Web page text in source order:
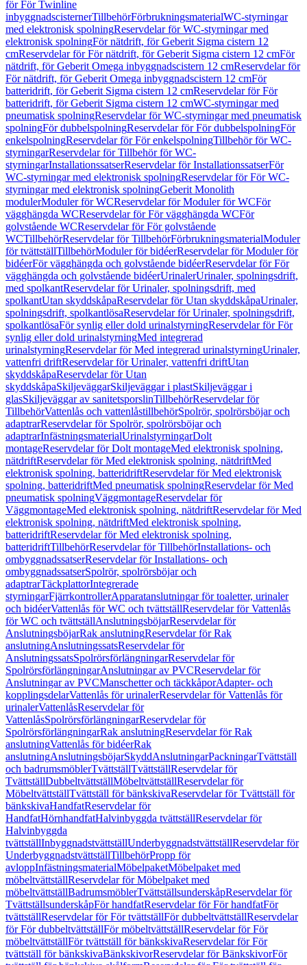
för För Twinline
inbyggnadscisternerTillbehörFörbrukningsmaterialWC-styrningar
med elektronisk spolningReservdelar för WC-styrningar med
elektronisk spolningFör nätdrift, för Geberit Sigma cistern 12
cmReservdelar för För nätdrift, för Geberit Sigma cistern 12 cmFör
nätdrift, för Geberit Omega inbyggnadscistern 12 cmReservdelar för
För nätdrift, för Geberit Omega inbyggnadscistern 12 cmFör
batteridrift, för Geberit Sigma cistern 12 cmReservdelar för För
batteridrift, för Geberit Sigma cistern 12 cmWC-styrningar med
pneumatisk spolningReservdelar för WC-styrningar med pneumatisk
spolningFör dubbelspolningReservdelar för För dubbelspolningFör
enkelspolningReservdelar för För enkelspolningTillbehör för WC-
styrningarReservdelar för Tillbehör för WC-
styrningarInstallationssatserReservdelar för InstallationssatserFör
WC-styrningar med elektronisk spolningReservdelar för För WC-
styrningar med elektronisk spolningGeberit Monolith
modulerModuler för WCReservdelar för Moduler för WCFör
vägghängda WCReservdelar för För vägghängda WCFör
golvstående WCReservdelar för För golvstående
WCTillbehörReservdelar för TillbehörFörbrukningsmaterialModuler
för tvättställTillbehörModuler för bidéerReservdelar för Moduler för
bidéerFör vägghängda och golvstående bidéerReservdelar för För
vägghängda och golvstående bidéerUrinalerUrinaler, spolningsdrift,
med spolkantReservdelar för Urinaler, spolningsdrift, med
spolkantUtan skyddskåpaReservdelar för Utan skyddskåpaUrinaler,
spolningsdrift, spolkantlösaReservdelar för Urinaler, spolningsdrift,
spolkantlösaFör synlig eller dold urinalstyrningReservdelar för För
synlig eller dold urinalstyrningMed integrerad
urinalstyrningReservdelar för Med integrerad urinalstyrningUrinaler,
vattenfri driftReservdelar för Urinaler, vattenfri driftUtan
skyddskåpaReservdelar för Utan
skyddskåpaSkiljeväggarSkiljeväggar i plastSkiljeväggar i
glasSkiljeväggar av sanitetsporslinTillbehörReservdelar för
TillbehörVattenlås och vattenlåstillbehörSpolrör, spolrörsböjar och
adaptrarReservdelar för Spolrör, spolrörsböjar och
adaptrarInfästningsmaterialUrinalstyrningarDolt
montageReservdelar för Dolt montageMed elektronisk spolning,
nätdriftReservdelar för Med elektronisk spolning, nätdriftMed
elektronisk spolning, batteridriftReservdelar för Med elektronisk
spolning, batteridriftMed pneumatisk spolningReservdelar för Med
pneumatisk spolningVäggmontageReservdelar för
VäggmontageMed elektronisk spolning, nätdriftReservdelar för Med
elektronisk spolning, nätdriftMed elektronisk spolning,
batteridriftReservdelar för Med elektronisk spolning,
batteridriftTillbehörReservdelar för TillbehörInstallations- och
ombyggnadssatserReservdelar för Installations- och
ombyggnadssatserSpolrör, spolrörsböjar och
adaptrarTäckplattorIntegrerade
styrningarFjärrkontrollerApparatanslutningar för toaletter, urinaler
och bidéerVattenlås för WC och tvättställReservdelar för Vattenlås
för WC och tvättställAnslutningsböjarReservdelar för
AnslutningsböjarRak anslutningReservdelar för Rak
anslutningAnslutningssatsReservdelar för
AnslutningssatsSpolrörsförlängningarReservdelar för
SpolrörsförlängningarAnslutningar av PVCReservdelar för
Anslutningar av PVCManschetter och täckkåporAdapter- och
kopplingsdelarVattenlås för urinalerReservdelar för Vattenlås för
urinalerVattenlåsReservdelar för
VattenlåsSpolrörsförlängningarReservdelar för
SpolrörsförlängningarRak anslutningReservdelar för Rak
anslutningVattenlås för bidéerRak
anslutningAnslutningsböjarSkyddAnslutningarPackningarTvättställ
och badrumsmöblerTvättställTvättställReservdelar för
TvättställDubbeltvättställMöbeltvättställReservdelar för
MöbeltvättställTvättställ för bänkskivaReservdelar för Tvättställ för
bänkskivaHandfatReservdelar för
HandfatHörnhandfatHalvinbyggda tvättställReservdelar för
Halvinbyggda
tvättställInbyggnadstvättställUnderbyggnadstvättställReservdelar för
UnderbyggnadstvättställTillbehörPropp för
avloppInfästningsmaterialMöbelpaketMöbelpaket med
möbeltvättställReservdelar för Möbelpaket med
möbeltvättställBadrumsmöblerTvättställsunderskåpReservdelar för
TvättställsunderskåpFör handfatReservdelar för För handfatFör
tvättställReservdelar för För tvättställFör dubbeltvättställReservdelar
för För dubbeltvättställFör möbeltvättställReservdelar för För
möbeltvättställFör tvättställ för bänkskivaReservdelar för För
tvättställ för bänkskivaBänkskivorReservdelar för BänkskivorFör